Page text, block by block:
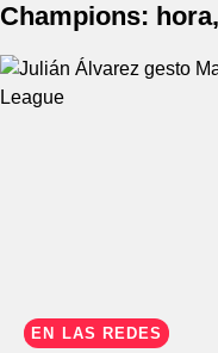
Champions:
EN LAS REDES